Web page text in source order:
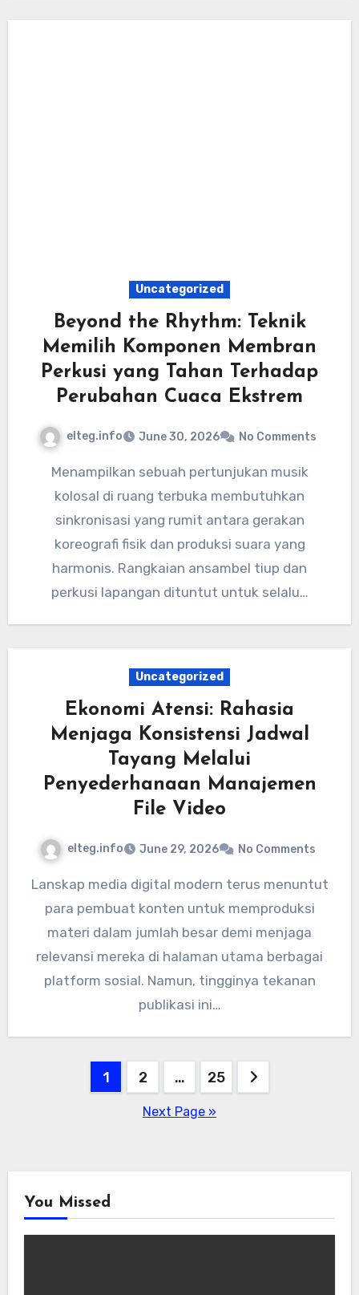
Uncategorized
Beyond the Rhythm: Teknik
Memilih Komponen Membran
Perkusi yang Tahan Terhadap
Perubahan Cuaca Ekstrem
elteg.info June 30, 2026 No Comments
Menampilkan sebuah pertunjukan musik
kolosal di ruang terbuka membutuhkan
sinkronisasi yang rumit antara gerakan
koreografi fisik dan produksi suara yang
harmonis. Rangkaian ansambel tiup dan
perkusi lapangan dituntut untuk selalu…
Uncategorized
Ekonomi Atensi: Rahasia
Menjaga Konsistensi Jadwal
Tayang Melalui
Penyederhanaan Manajemen
File Video
elteg.info June 29, 2026 No Comments
Lanskap media digital modern terus menuntut
para pembuat konten untuk memproduksi
materi dalam jumlah besar demi menjaga
relevansi mereka di halaman utama berbagai
platform sosial. Namun, tingginya tekanan
publikasi ini…
1 2 … 25
Next Page »
You Missed